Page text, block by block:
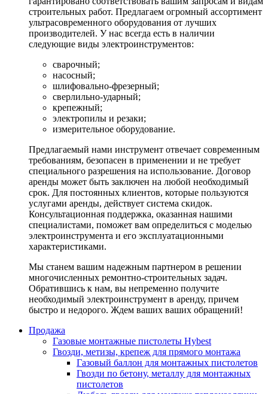
строительных работ. Предлагаем огромный ассортимент
ультрасовременного оборудования от лучших
производителей. У нас всегда есть в наличии
следующие виды электроинструментов:
сварочный;
насосный;
шлифовально-фрезерный;
сверлильно-ударный;
крепежный;
электропилы и резаки;
измерительное оборудование.
Предлагаемый нами инструмент отвечает современным
требованиям, безопасен в применении и не требует
специального разрешения на использование. Договор
аренды может быть заключен на любой необходимый
срок. Для постоянных клиентов, которые пользуются
услугами аренды, действует система скидок.
Консультационная поддержка, оказанная нашими
специалистами, поможет вам определиться с моделью
электроинструмента и его эксплуатационными
характеристиками.
Мы станем вашим надежным партнером в решении
многочисленных ремонтно-строительных задач.
Обратившись к нам, вы непременно получите
необходимый электроинструмент в аренду, причем
быстро и недорого. Ждем ваших ваших обращений!
Продажа
Газовые монтажные пистолеты Hybest
Гвозди, метизы, крепеж для прямого монтажа
Газовый баллон для монтажных пистолетов
Гвозди по бетону, металлу для монтажных
пистолетов